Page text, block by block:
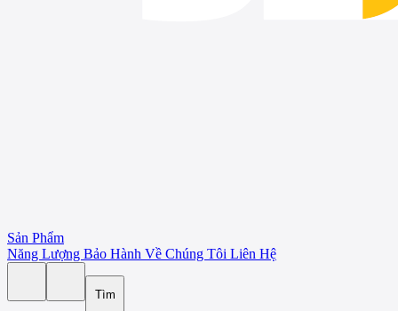
Sản Phẩm
Năng Lượng Bảo Hành Về Chúng Tôi Liên Hệ
Tìm